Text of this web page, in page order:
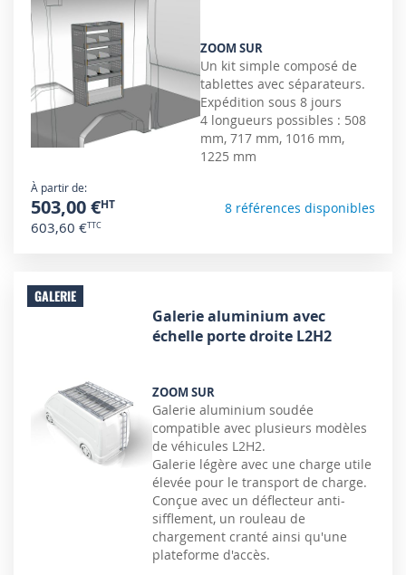
ZOOM SUR
Un kit simple composé de
tablettes avec séparateurs.
Expédition sous 8 jours
4 longueurs possibles : 508
mm, 717 mm, 1016 mm,
1225 mm
À partir de
503,00 €
603,60 €
8 références disponibles
GALERIE
Galerie aluminium avec
échelle porte droite L2H2
ZOOM SUR
Galerie aluminium soudée
compatible avec plusieurs modèles
de véhicules L2H2.
Galerie légère avec une charge utile
élevée pour le transport de charge.
Conçue avec un déflecteur anti-
sifflement, un rouleau de
chargement cranté ainsi qu'une
plateforme d'accès.